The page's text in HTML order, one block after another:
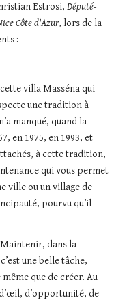
Estrosi,Député-
Côte d'Azur, lors de la
:
villa Masséna qui
une tradition à
manqué, quand la
en 1975, en 1993, et
à cette tradition,
qui vous permet
ville ou un village de
pourvu qu’il
dans la
une belle tâche,
que de créer. Au
d’opportunité, de